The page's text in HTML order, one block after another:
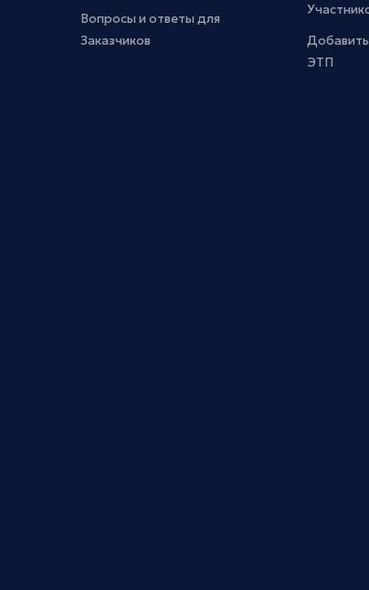
Вопросы и ответы для
Заказчиков
ЭТП